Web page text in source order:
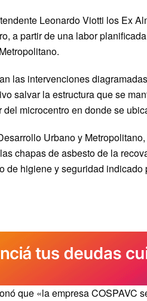
Leonardo Viotti los Ex
a partir de una labor
las intervenciones
salvar la estructura que se
del microcentro en donde se
Urbano y
chapas de asbesto de la
de higiene y seguridad
que «la empresa COSPAVC